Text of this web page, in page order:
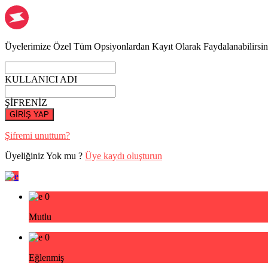
Üyelerimize Özel Tüm Opsiyonlardan Kayıt Olarak
KULLANICI ADI
ŞİFRENİZ
GİRİŞ YAP
Şifremi unuttum?
Üyeliğiniz Yok mu ? Üye kaydı oluşturun
0
Mutlu
0
Eğlenmiş